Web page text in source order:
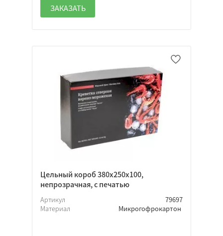
ЗАКАЗАТЬ
Цельный короб 380х250х100,
непрозрачная, с печатью
Артикул
79697
Материал
Микрогофрокартон